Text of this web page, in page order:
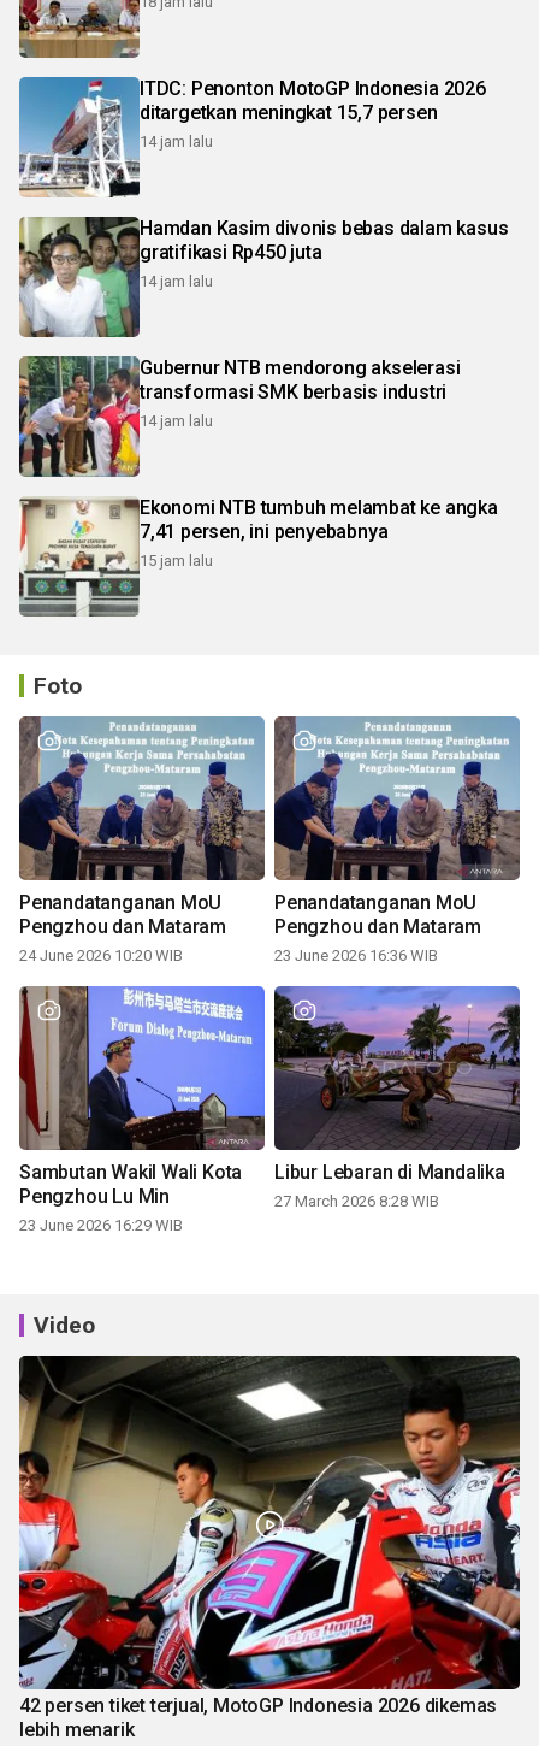
ITDC: Penonton MotoGP Indonesia 2026
ditargetkan meningkat 15,7 persen
14 jam lalu
Hamdan Kasim divonis bebas dalam kasus
gratifikasi Rp450 juta
14 jam lalu
Gubernur NTB mendorong akselerasi
transformasi SMK berbasis industri
14 jam lalu
Ekonomi NTB tumbuh melambat ke angka
7,41 persen, ini penyebabnya
15 jam lalu
Foto
Penandatanganan MoU
Pengzhou dan Mataram
24 June 2026 10:20 WIB
Penandatanganan MoU
Pengzhou dan Mataram
23 June 2026 16:36 WIB
Sambutan Wakil Wali Kota
Pengzhou Lu Min
23 June 2026 16:29 WIB
Libur Lebaran di Mandalika
27 March 2026 8:28 WIB
Video
42 persen tiket terjual, MotoGP Indonesia 2026 dikemas
lebih menarik